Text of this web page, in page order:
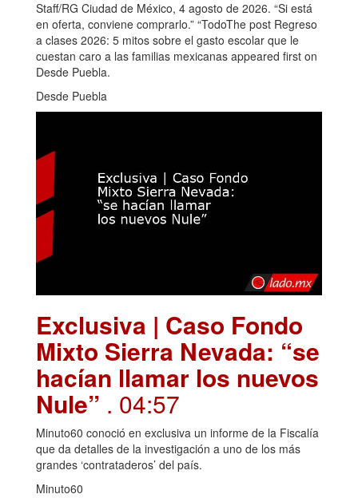
Staff/RG Ciudad de México, 4 agosto de 2026. “Si está
en oferta, conviene comprarlo.” “TodoThe post Regreso
a clases 2026: 5 mitos sobre el gasto escolar que le
cuestan caro a las familias mexicanas appeared first on
Desde Puebla.
Desde Puebla
Exclusiva | Caso Fondo
Mixto Sierra Nevada: “se
hacían llamar los nuevos
Nule” . 04:57
Minuto60 conoció en exclusiva un informe de la Fiscalía
que da detalles de la investigación a uno de los más
grandes ‘contrataderos’ del país.
Minuto60